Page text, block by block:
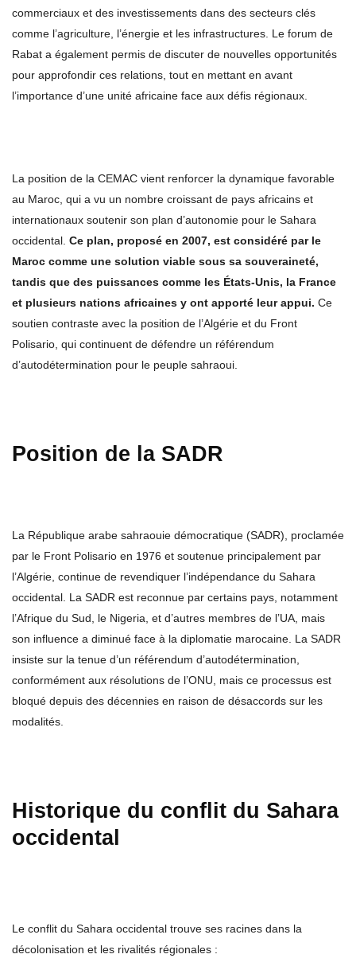
commerciaux et des investissements dans des secteurs clés
comme l’agriculture, l’énergie et les infrastructures. Le forum de
Rabat a également permis de discuter de nouvelles opportunités
pour approfondir ces relations, tout en mettant en avant
l’importance d’une unité africaine face aux défis régionaux.
La position de la CEMAC vient renforcer la dynamique favorable
au Maroc, qui a vu un nombre croissant de pays africains et
internationaux soutenir son plan d’autonomie pour le Sahara
occidental. Ce plan, proposé en 2007, est considéré par le
Maroc comme une solution viable sous sa souveraineté,
tandis que des puissances comme les États-Unis, la France
et plusieurs nations africaines y ont apporté leur appui. Ce
soutien contraste avec la position de l’Algérie et du Front
Polisario, qui continuent de défendre un référendum
d’autodétermination pour le peuple sahraoui.
Position de la SADR
La République arabe sahraouie démocratique (SADR), proclamée
par le Front Polisario en 1976 et soutenue principalement par
l’Algérie, continue de revendiquer l’indépendance du Sahara
occidental. La SADR est reconnue par certains pays, notamment
l’Afrique du Sud, le Nigeria, et d’autres membres de l’UA, mais
son influence a diminué face à la diplomatie marocaine. La SADR
insiste sur la tenue d’un référendum d’autodétermination,
conformément aux résolutions de l’ONU, mais ce processus est
bloqué depuis des décennies en raison de désaccords sur les
modalités.
Historique du conflit du Sahara
occidental
Le conflit du Sahara occidental trouve ses racines dans la
décolonisation et les rivalités régionales :